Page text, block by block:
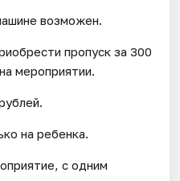
возможен.
пропуск за 300
мероприятии.
на ребенка.
с одним